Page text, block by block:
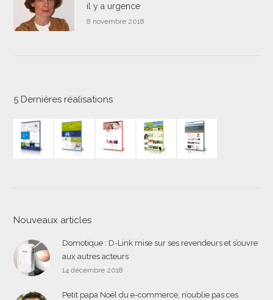
il y a urgence
8 novembre 2018
5 Dernières réalisations
Nouveaux articles
Domotique : D-Link mise sur ses revendeurs et s’ouvre
aux autres acteurs
14 décembre 2018
Petit papa Noël du e-commerce, n’oublie pas ces